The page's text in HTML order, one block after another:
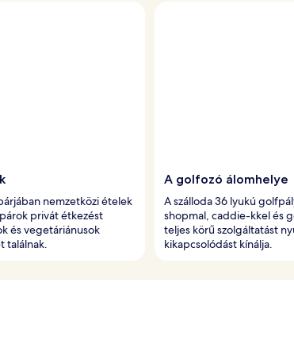
nemzetközi ételek
privát étkezést
és vegetáriánusok
találnak.
A golfozó álomhelye
A szálloda 36 lyukú
shopmal, caddie-kkel és
teljes körű szolgáltatást
kikapcsolódást kínálja.